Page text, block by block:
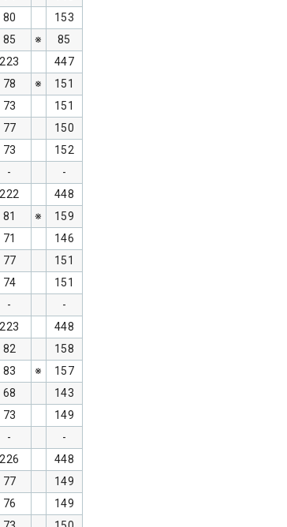
80
153
85 ※
85
223
447
78 ※
151
73
151
77
150
73
152
-
-
222
448
81 ※
159
71
146
77
151
74
151
-
-
223
448
82
158
83 ※
157
68
143
73
149
-
-
226
448
77
149
76
149